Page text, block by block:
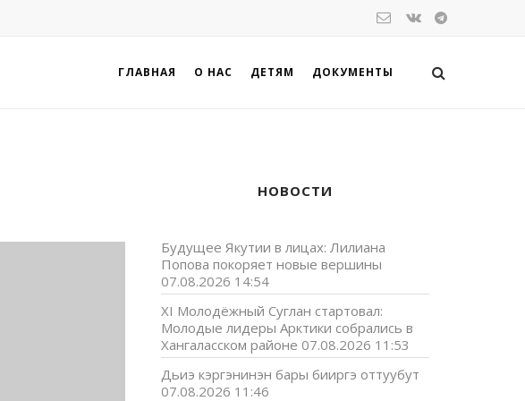
ГЛАВНАЯ О НАС ДЕТЯМ ДОКУМЕНТЫ
НОВОСТИ
Будущее Якутии в лицах: Лилиана
Попова покоряет новые вершины
07.08.2026 14:54
XI Молодёжный Суглан стартовал:
Молодые лидеры Арктики собрались в
Хангаласском районе 07.08.2026 11:53
Дьиэ кэргэнинэн бары бииргэ оттуубут
07.08.2026 11:46